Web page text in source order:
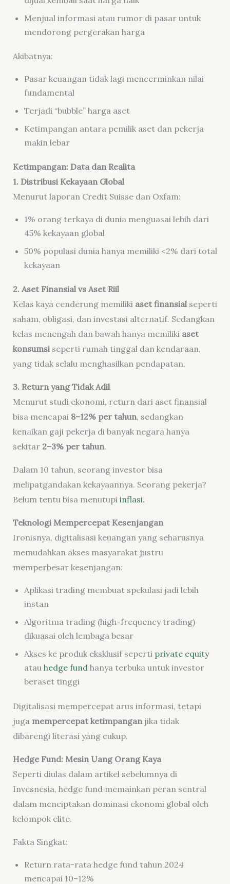
Menjual informasi atau rumor di pasar untuk
mendorong pergerakan harga
Akibatnya:
Pasar keuangan tidak lagi mencerminkan nilai
fundamental
Terjadi “bubble” harga aset
Ketimpangan antara pemilik aset dan pekerja
makin lebar
Ketimpangan: Data dan Realita
1. Distribusi Kekayaan Global
Menurut laporan Credit Suisse dan Oxfam:
1% orang terkaya di dunia menguasai lebih dari
45% kekayaan global
50% populasi dunia hanya memiliki <2% dari total
kekayaan
2. Aset Finansial vs Aset Riil
Kelas kaya cenderung memiliki aset finansialseperti
saham, obligasi, dan investasi alternatif. Sedangkan
kelas menengah dan bawah hanya memiliki aset
konsumsiseperti rumah tinggal dan kendaraan,
yang tidak selalu menghasilkan pendapatan.
3. Return yang Tidak Adil
Menurut studi ekonomi, return dari aset finansial
bisa mencapai 8–12% per tahun, sedangkan
kenaikan gaji pekerja di banyak negara hanya
sekitar 2–3% per tahun.
Dalam 10 tahun, seorang investor bisa
melipatgandakan kekayaannya. Seorang pekerja?
Belum tentu bisa menutupi inflasi.
Teknologi Mempercepat Kesenjangan
Ironisnya, digitalisasi keuangan yang seharusnya
memudahkan akses masyarakat justru
memperbesar kesenjangan:
Aplikasi trading membuat spekulasi jadi lebih
instan
Algoritma trading (high-frequency trading)
dikuasai oleh lembaga besar
Akses ke produk eksklusif seperti private equity
atau hedge fundhanya terbuka untuk investor
beraset tinggi
Digitalisasi mempercepat arus informasi, tetapi
juga mempercepat ketimpanganjika tidak
dibarengi literasi yang cukup.
Hedge Fund: Mesin Uang Orang Kaya
Seperti diulas dalam artikel sebelumnya di
Invesnesia, hedge fund memainkan peran sentral
dalam menciptakan dominasi ekonomi global oleh
kelompok elite.
Fakta Singkat:
Return rata-rata hedge fund tahun 2024
mencapai 10–12%